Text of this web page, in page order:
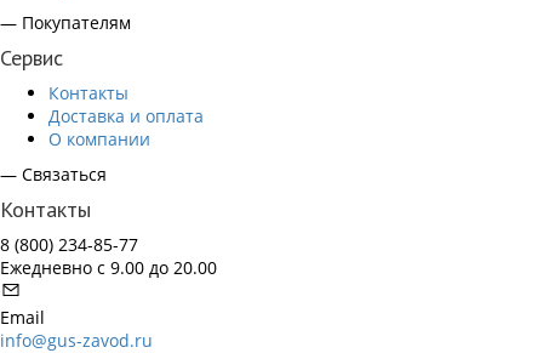
— Покупателям
Сервис
Контакты
Доставка и оплата
О компании
— Связаться
Контакты
8 (800) 234-85-77
Ежедневно с 9.00 до 20.00
Email
info@gus-zavod.ru